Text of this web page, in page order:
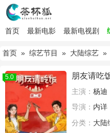
首页 最新电影 最新电视剧
首页 » 综艺节目 » 大陆综艺 »
5.0 朋友请吃
主演： 杨迪
导演： 内详
分类： 大陆